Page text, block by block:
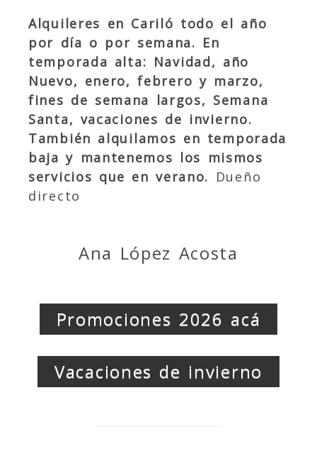
Alquileres en Cariló todo el año
por día o por semana. En
temporada alta: Navidad, año
Nuevo, enero, febrero y marzo,
fines de semana largos, Semana
Santa, vacaciones de invierno.
También alquilamos en temporada
baja y mantenemos los mismos
servicios que en verano. Dueño
directo
Ana López Acosta
Promociones 2026 acá
Vacaciones de invierno